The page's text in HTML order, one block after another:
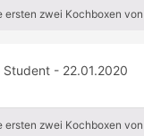
zwei Kochboxen
Student - 22.01.2020
zwei Kochboxen